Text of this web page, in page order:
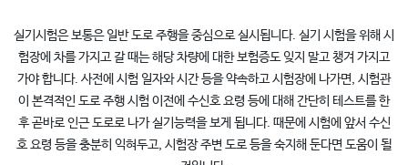
실기시험은 보통은 일반 도로 주행을 중심으로 실시됩니다. 실기 시험을 위해 시
험장에 차를 가지고 갈 때는 해당 차량에 대한 보험증도 잊지 말고 챙겨 가지고
가야 합니다. 사전에 시험 일자와 시간 등을 약속하고 시험장에 나가면, 시험관
이 본격적인 도로 주행 시험 이전에 수신호 요령 등에 대해 간단히 테스트를 한
후 곧바로 인근 도로로 나가 실기능력을 보게 됩니다. 때문에 시험에 앞서 수신
호 요령 등을 충분히 익혀두고, 시험장 주변 도로 등을 숙지해 둔다면 도움이 될